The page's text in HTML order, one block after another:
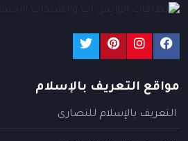
مواقع التعريف بالإسلام
التعريف بالإسلام للنصارى